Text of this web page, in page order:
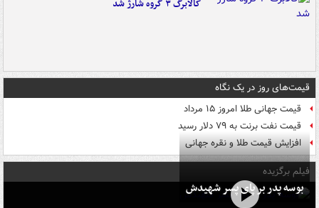
کالابرگ ۳ گروه شارژ شد
قیمت‌های روز در یک نگاه
قیمت جهانی طلا امروز ۱۵ مرداد
قیمت نفت برنت به ۷۹ دلار رسید
افزایش قیمت طلا و نقره جهانی
فیلم برگزیده
بوسه‌ پدر بر پای پسر شهیدش